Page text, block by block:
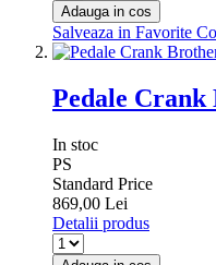
Adauga in cos
Salveaza in Favorite
Pedale Crank
In stoc
PS
Standard Price
869,00 Lei
Detalii produs